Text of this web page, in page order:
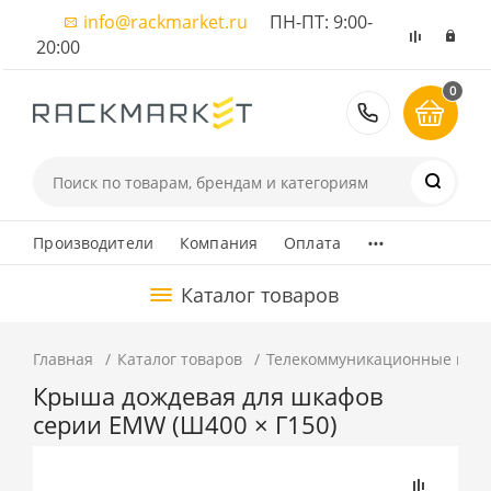
info@rackmarket.ru ПН-ПТ: 9:00-
20:00
8 (495)
0
Производители Компания Оплата ...
Каталог товаров
Главная Каталог товаров Телекоммуникационные
Крыша дождевая для шкафов
серии EMW (Ш400 × Г150)